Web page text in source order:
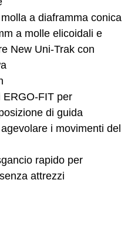
a diaframma conica
a molle elicoidali e
New Uni-Trak con
ERGO-FIT per
di guida
i movimenti del
rapido per
attrezzi